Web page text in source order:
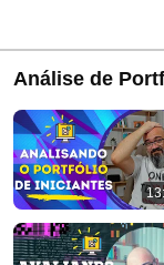
Análise de